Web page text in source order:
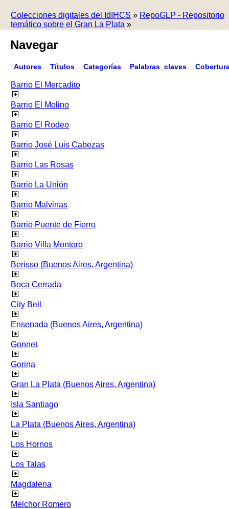
Colecciones digitales del IdIHCS » RepoGLP - Repositorio
temático sobre el Gran La Plata »
Navegar
Autores Títulos Categorías Palabras_claves
Barrio El Mercadito
Barrio El Molino
Barrio El Rodeo
Barrio José Luis Cabezas
Barrio Las Rosas
Barrio La Unión
Barrio Malvinas
Barrio Puente de Fierro
Barrio Villa Montoro
Berisso (Buenos Aires, Argentina)
Boca Cerrada
City Bell
Ensenada (Buenos Aires, Argentina)
Gonnet
Gorina
Gran La Plata (Buenos Aires, Argentina)
Isla Santiago
La Plata (Buenos Aires, Argentina)
Los Hornos
Los Talas
Magdalena
Melchor Romero